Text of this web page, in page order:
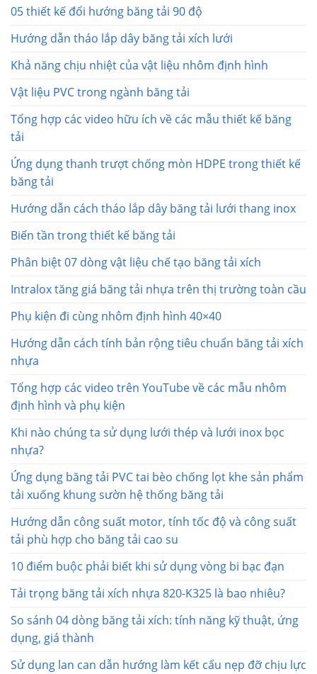
05 thiết kế đổi hướng băng tải 90 độ
Hướng dẫn tháo lắp dây băng tải xích lưới
Khả năng chịu nhiệt của vật liệu nhôm định hình
Vật liệu PVC trong ngành băng tải
Tổng hợp các video hữu ích về các mẫu thiết kế băng
tải
Ứng dụng thanh trượt chống mòn HDPE trong thiết kế
băng tải
Hướng dẫn cách tháo lắp dây băng tải lưới thang inox
Biến tần trong thiết kế băng tải
Phân biệt 07 dòng vật liệu chế tạo băng tải xích
Intralox tăng giá băng tải nhựa trên thị trường toàn cầu
Phụ kiện đi cùng nhôm định hình 40×40
Hướng dẫn cách tính bản rộng tiêu chuẩn băng tải xích
nhựa
Tổng hợp các video trên YouTube về các mẫu nhôm
định hình và phụ kiện
Khi nào chúng ta sử dụng lưới thép và lưới inox bọc
nhựa?
Ứng dụng băng tải PVC tai bèo chống lọt khe sản phẩm
tải xuống khung sườn hệ thống băng tải
Hướng dẫn công suất motor, tính tốc độ và công suất
tải phù hợp cho băng tải cao su
10 điểm buộc phải biết khi sử dụng vòng bi bạc đạn
Tải trọng băng tải xích nhựa 820-K325 là bao nhiêu?
So sánh 04 dòng băng tải xích: tính năng kỹ thuật, ứng
dụng, giá thành
Sử dụng lan can dẫn hướng làm kết cấu nẹp đỡ chịu lực